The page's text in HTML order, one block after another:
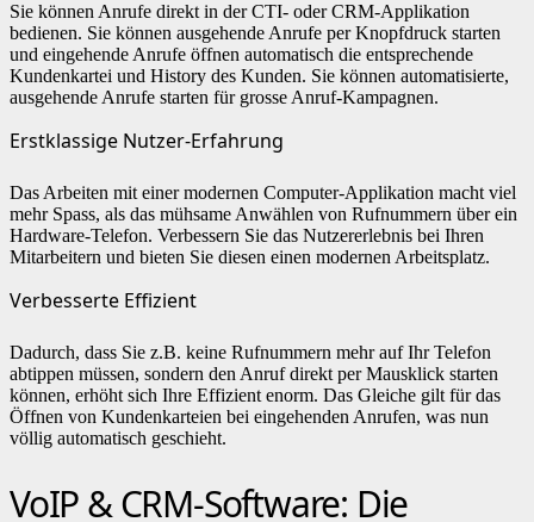
Sie können Anrufe direkt in der CTI- oder CRM-Applikation
bedienen. Sie können ausgehende Anrufe per Knopfdruck starten
und eingehende Anrufe öffnen automatisch die entsprechende
Kundenkartei und History des Kunden. Sie können automatisierte,
ausgehende Anrufe starten für grosse Anruf-Kampagnen.
Erstklassige Nutzer-Erfahrung
Das Arbeiten mit einer modernen Computer-Applikation macht viel
mehr Spass, als das mühsame Anwählen von Rufnummern über ein
Hardware-Telefon. Verbessern Sie das Nutzererlebnis bei Ihren
Mitarbeitern und bieten Sie diesen einen modernen Arbeitsplatz.
Verbesserte Effizient
Dadurch, dass Sie z.B. keine Rufnummern mehr auf Ihr Telefon
abtippen müssen, sondern den Anruf direkt per Mausklick starten
können, erhöht sich Ihre Effizient enorm. Das Gleiche gilt für das
Öffnen von Kundenkarteien bei eingehenden Anrufen, was nun
völlig automatisch geschieht.
VoIP & CRM-Software: Die